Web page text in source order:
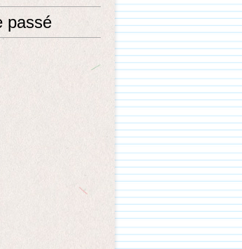
passé